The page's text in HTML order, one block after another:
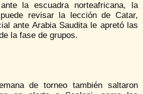
la escuadra norteafricana, la
revisar la lección de Catar,
ante Arabia Saudita le apretó las
la fase de grupos.
de torneo también saltaron